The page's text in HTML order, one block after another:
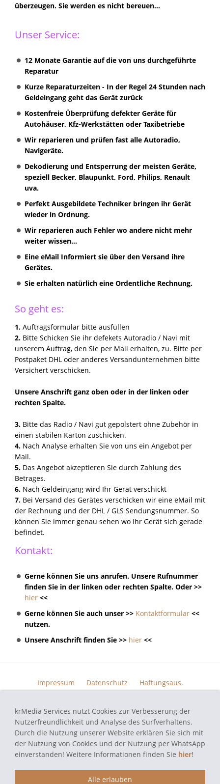
überzeugen. Sie werden es nicht bereuen...
Unser Service:
12 Monate Garantie auf die von uns durchgeführte
Reparatur
Kurze Reparaturzeiten - In der Regel 24 Stunden nach
Geldeingang geht das Gerät zurück
Kostenfreie Überprüfung defekter Geräte für
Autohäuser, Kfz-Werkstätten oder Taxibetriebe
Wir reparieren und prüfen fast alle Autoradio,
Navigeräte.
Dekodierung und Entsperrung der meisten Geräte,
speziell Becker, Blaupunkt, Ford, Philips, Renault
uva.
Perfekt Ausgebildete Techniker bringen ihr Gerät
wieder in Ordnung.
Wir reparieren auch Fehler wo andere nicht mehr
weiter wissen...
Eine eMail Informiert sie über den Versand ihre
Gerätes.
Sie erhalten natürlich eine Ordentliche Rechnung.
So geht es:
1. Auftragsformular bitte ausfüllen
2. Bitte Schicken Sie ihr defekets Autoradio / Navi mit
unserem Auftrag, den Sie per Mail erhalten, zu. Bitte per
Postpaket DHL oder anderes Versandunternehmen bitte
Versichert verschicken.
Unsere Anschrift ganz oben oder in der linken oder
rechten Spalte.
3. Bitte das Radio / Navi gut gepolstert ohne Zubehör in
einen stabilen Karton zuschicken.
4. Nach Analyse erhalten Sie von uns ein Angebot per
Mail.
5. Das Angebot akzeptieren Sie durch Zahlung des
Betrages.
6. Nach Geldeingang wird Ihr Gerät verschickt
7. Bei Versand des Gerätes verschicken wir eine eMail mit
der Rechnung und der DHL / GLS Sendungsnummer. So
können Sie immer genau sehen wo Ihr Gerät sich gerade
befindet.
Kontakt:
Gerne können Sie uns anrufen. Unsere Rufnummer
finden Sie in der linken oder rechten Spalte. Oder >>
hier <<
Gerne können Sie auch unser >> Kontaktformular <<
nutzen.
Unsere Anschrift finden Sie >> hier <<
Impressum Datenschutz
Haftungsaus.
Funktionsgarantie
autoradio-navi-doktor.de - Navi Reparatur Service - Alle verwendeten
Marken der jeweiligen Eigentümer und dienen hier nur der
krMedia Services nutzt Cookies zur Verbesserung der
Nutzerfreundlichkeit und Analyse des Surfverhaltens.
Durch die Nutzung unserer Website erklären Sie sich mit
der Nutzung von Cookies und der Nutzung per WhatsApp
einverstanden! Weitere Informationen finden Sie hier!
Alle erlauben